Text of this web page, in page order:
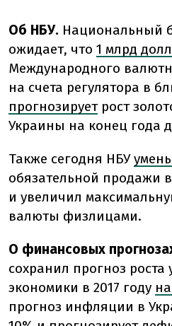
Об НБУ. Национальный
ожидает, что 1 млрд
Международного
на счета регулятора в
прогнозируетрост
Украины на конец года
Также сегодня НБУ
обязательной продажи
и увеличил
валюты физлицами.
О финансовых
сохранил прогноз роста
экономики в 2017 году
прогноз инфляции в